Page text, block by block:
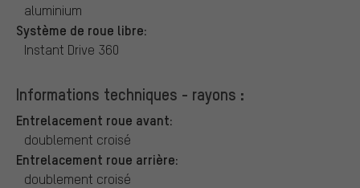
aluminium
Système de roue libre:
Instant Drive 360
Informations techniques - rayons :
Entrelacement roue avant:
doublement croisé
Entrelacement roue arrière:
doublement croisé